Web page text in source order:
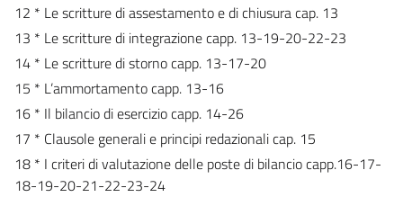
12 * Le scritture di assestamento e di chiusura cap. 13
13 * Le scritture di integrazione capp. 13-19-20-22-23
14 * Le scritture di storno capp. 13-17-20
15 * L’ammortamento capp. 13-16
16 * Il bilancio di esercizio capp. 14-26
17 * Clausole generali e principi redazionali cap. 15
18 * I criteri di valutazione delle poste di bilancio capp.16-17-
18-19-20-21-22-23-24